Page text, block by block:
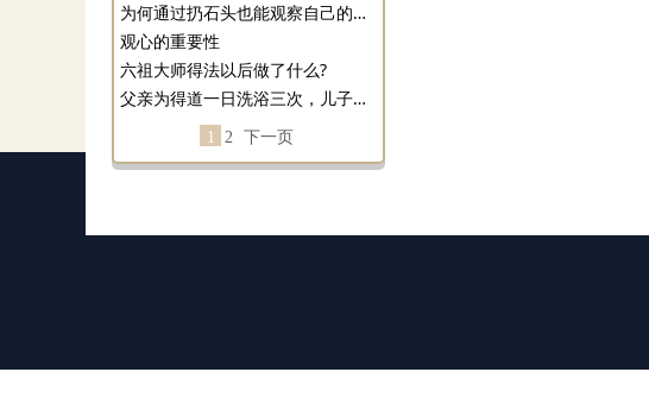
为何通过扔石头也能观察自己的内心？
观心的重要性
六祖大师得法以后做了什么?
父亲为得道一日洗浴三次，儿子的回答很精彩
1 2 下一页